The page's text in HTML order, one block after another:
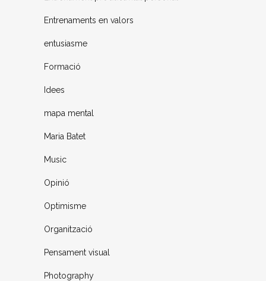
Entrenaments en valors
entusiasme
Formació
Idees
mapa mental
Maria Batet
Music
Opinió
Optimisme
Organització
Pensament visual
Photography